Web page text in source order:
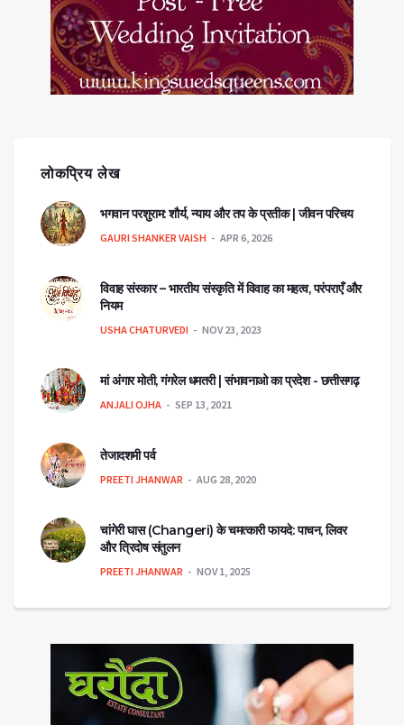
लोकप्रिय लेख
भगवान परशुराम: शौर्य, न्याय और तप के प्रतीक | जीवन परिचय
GAURI SHANKER VAISH APR 6, 2026
विवाह संस्कार – भारतीय संस्कृति में विवाह का महत्व, परंपराएँ और
नियम
USHA CHATURVEDI NOV 23, 2023
मां अंगार मोती, गंगरेल धमतरी | संभावनाओ का प्रदेश - छत्तीसगढ़
ANJALI OJHA SEP 13, 2021
तेजादशमी पर्व
PREETI JHANWAR AUG 28, 2020
चांगेरी घास (Changeri) के चमत्कारी फायदे: पाचन, लिवर
और त्रिदोष संतुलन
PREETI JHANWAR NOV 1, 2025